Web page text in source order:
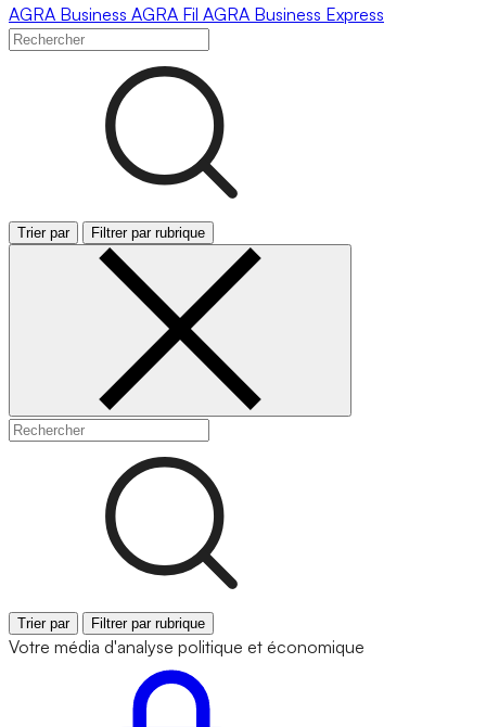
AGRA Business AGRA Fil AGRA Business Express
Trier par Filtrer par rubrique
Trier par Filtrer par rubrique
Votre média d'analyse politique et économique